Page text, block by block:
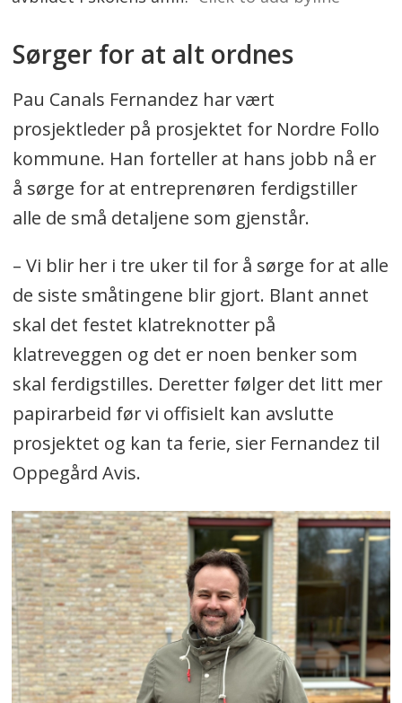
Sørger for at alt ordnes
Pau Canals Fernandez har vært
prosjektleder på prosjektet for Nordre Follo
kommune. Han forteller at hans jobb nå er
å sørge for at entreprenøren ferdigstiller
alle de små detaljene som gjenstår.
– Vi blir her i tre uker til for å sørge for at alle
de siste småtingene blir gjort. Blant annet
skal det festet klatreknotter på
klatreveggen og det er noen benker som
skal ferdigstilles. Deretter følger det litt mer
papirarbeid før vi offisielt kan avslutte
prosjektet og kan ta ferie, sier Fernandez til
Oppegård Avis.